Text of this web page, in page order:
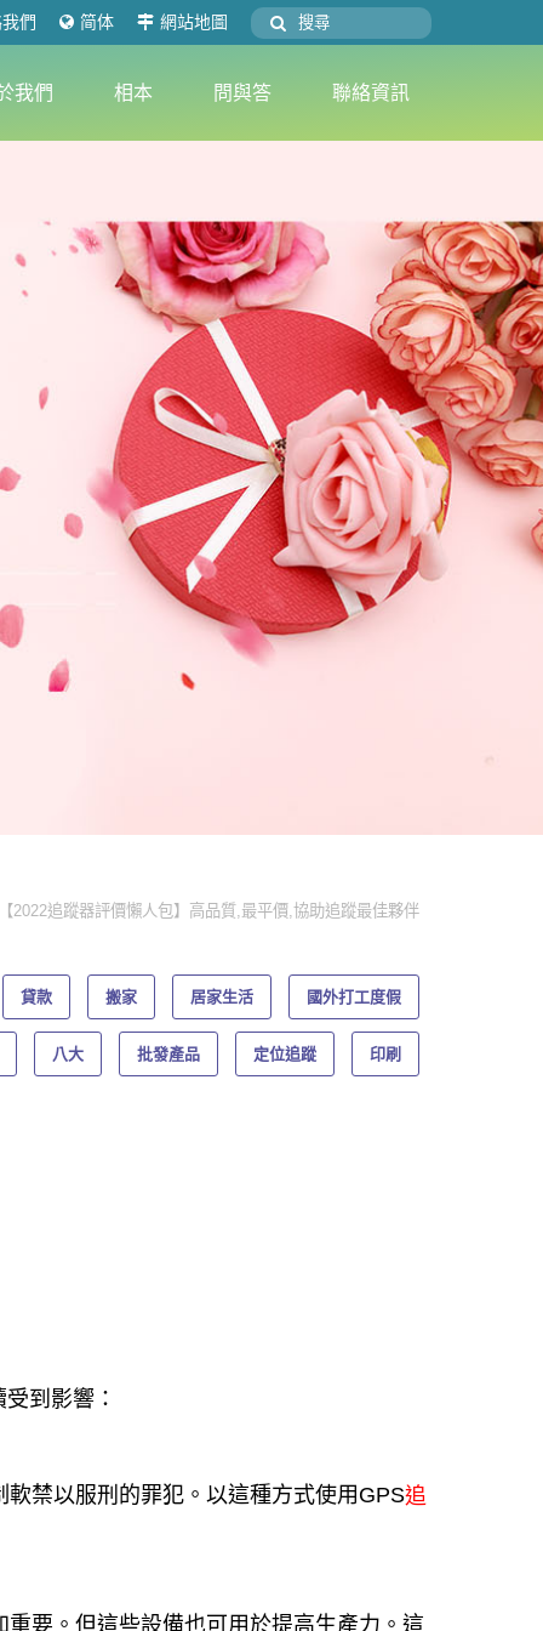
們 简体 網站地圖
我們 相本 問與答 聯絡資訊
2022追蹤器評價懶人包】高品質,最平價,協助追蹤最佳夥伴
貸款 搬家 居家生活 國外打工度假
八大 批發產品 定位追蹤 印刷
到影響：
禁以服刑的罪犯。以這種方式使用GPS追
要。但這些設備也可用於提高生產力。這